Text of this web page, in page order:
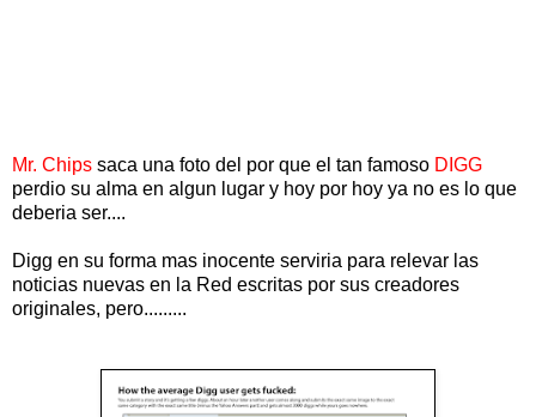
Mr. Chips saca una foto del por que el tan famoso DIGG
perdio su alma en algun lugar y hoy por hoy ya no es lo que
deberia ser....
Digg en su forma mas inocente serviria para relevar las
noticias nuevas en la Red escritas por sus creadores
originales, pero.........